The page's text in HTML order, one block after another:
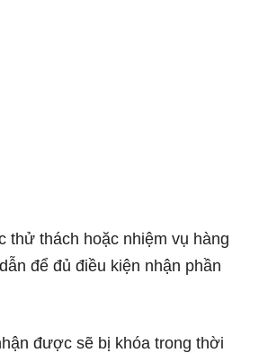
thử thách hoặc nhiệm vụ hàng
để đủ điều kiện nhận phần
được sẽ bị khóa trong thời